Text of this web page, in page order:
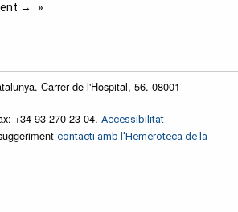
→
Carrer de l'Hospital, 56. 08001
+34 93 270 23 04. Accessibilitat
contacti amb l'Hemeroteca de la